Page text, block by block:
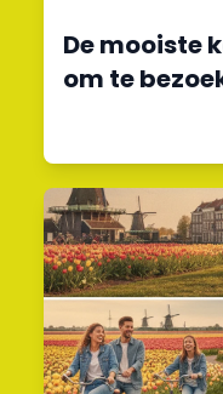
De mooiste
om te